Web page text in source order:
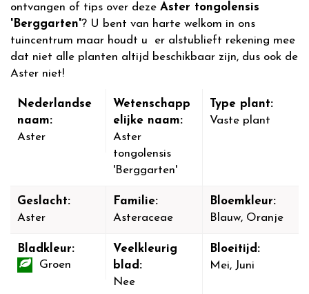
ontvangen of tips over deze Aster tongolensis
'Berggarten'? U bent van harte welkom in ons
tuincentrum maar houdt u er alstublieft rekening mee
dat niet alle planten altijd beschikbaar zijn, dus ook de
Aster niet!
Nederlandse
naam:
Aster
Wetenschapp
elijke naam:
Aster
tongolensis
'Berggarten'
Type plant:
Vaste plant
Geslacht:
Aster
Familie:
Asteraceae
Bloemkleur:
Blauw, Oranje
Bladkleur:
Groen
Veelkleurig
blad:
Nee
Bloeitijd:
Mei, Juni